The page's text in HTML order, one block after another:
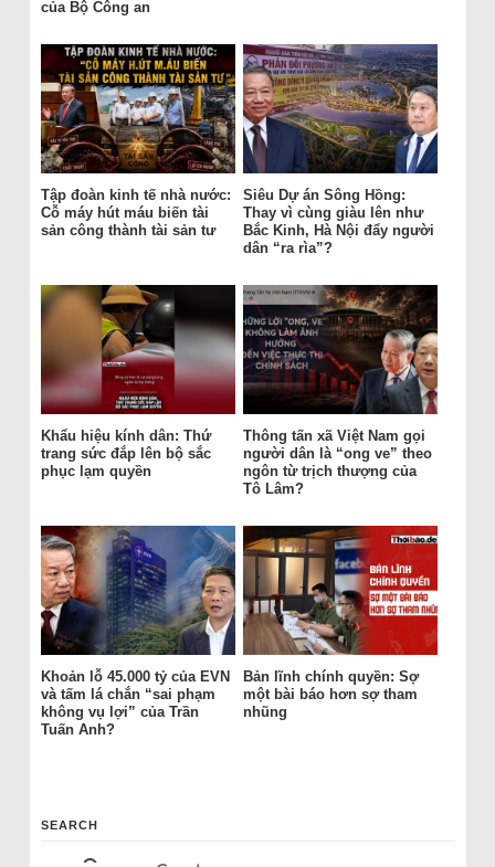
của Bộ Công an
Tập đoàn kinh tế nhà nước:
Cỗ máy hút máu biến tài
sản công thành tài sản tư
Siêu Dự án Sông Hồng:
Thay vì cùng giàu lên như
Bắc Kinh, Hà Nội đẩy người
dân “ra rìa”?
Khẩu hiệu kính dân: Thứ
trang sức đắp lên bộ sắc
phục lạm quyền
Thông tấn xã Việt Nam gọi
người dân là “ong ve” theo
ngôn từ trịch thượng của
Tô Lâm?
Khoản lỗ 45.000 tỷ của EVN
và tấm lá chắn “sai phạm
không vụ lợi” của Trần
Tuấn Anh?
Bản lĩnh chính quyền: Sợ
một bài báo hơn sợ tham
nhũng
SEARCH